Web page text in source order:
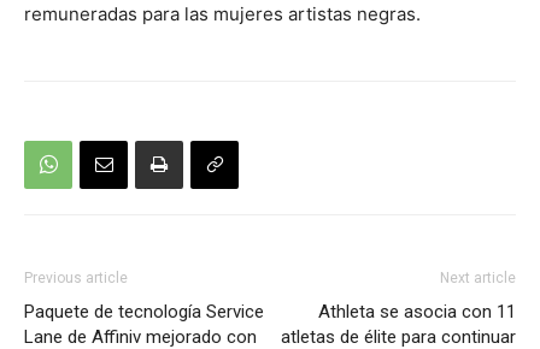
remuneradas para las mujeres artistas negras.
Previous article
Paquete de tecnología Service
Lane de Affiniv mejorado con
Next article
Athleta se asocia con 11
atletas de élite para continuar